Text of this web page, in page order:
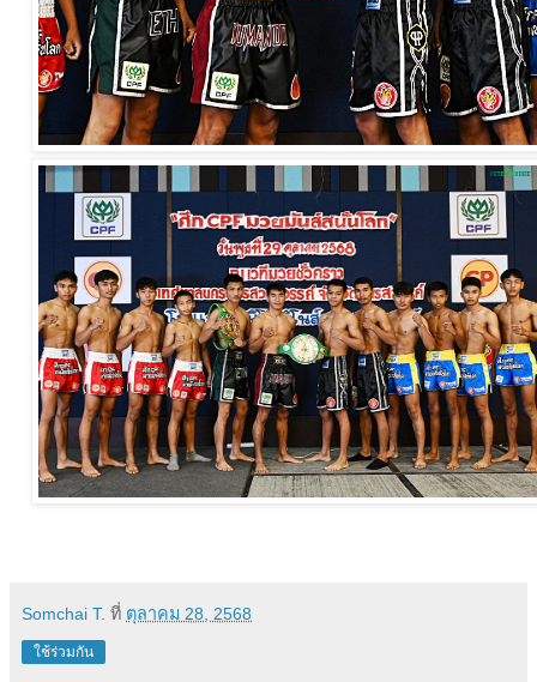
Somchai T. ที่ ตุลาคม 28, 2568
ใช้ร่วมกัน